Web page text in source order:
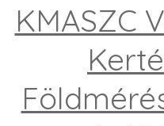
KMASZC